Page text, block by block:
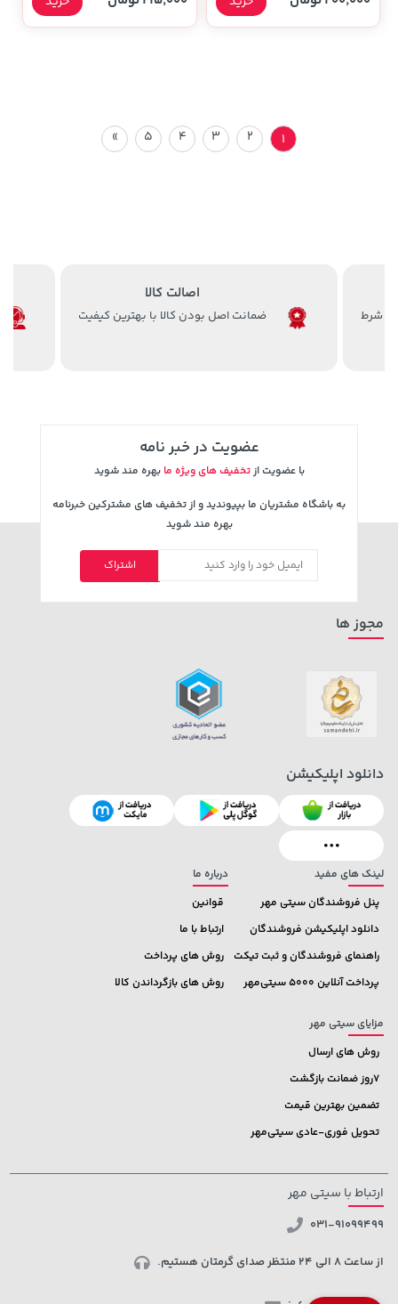
1
2
3
4
5
»
اصالت کالا
ضمانت اصل بودن کالا با بهترین کیفیت
عضویت در خبر نامه
با عضویت ازتخفیف های ویژه ما بهره مند شوید
به باشگاه مشتریان ما بپیوندید و از تخفیف های مشترکین خبرنامه
بهره مند شوید
اشتراک
لینک های مفید
پنل فروشندگان سیتی مهر
دانلود اپلیکیشن فروشندگان
راهنمای فروشندگان و ثبت تیکت
پرداخت آنلاین 5000 سیتی‌مهر
درباره ما
قوانین
ارتباط با ما
روش های پرداخت
روش های بازگرداندن کالا
مزایای سیتی مهر
روش های ارسال
7روز ضمانت بازگشت
تضمین بهترین قیمت
تحویل فوری-عادی سیتی‌مهر
مجوز ها
دانلود اپلیکیشن
ارتباط با سیتی مهر
031-91099499
از ساعت 8 الی 24 منتظر صدای گرمتان هستیم.